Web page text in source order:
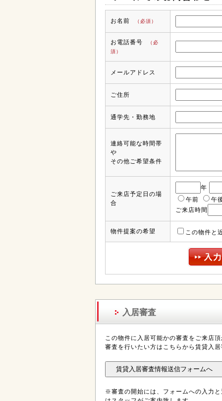
お名前 （必須）
お電話番号
（必
須）
メールアドレス
ご住所
通学先・勤務地
連絡可能な時間帯
や
その他ご希望条件
ご来店予定日の場
合
年
午前
午
ご来店時間
物件提案の希望 この物件と
入居審査
この物件に入居可能かの審査をご来店
審査を行いたい方はこちらから賃貸入
※審査の開始には、フォームへの入力